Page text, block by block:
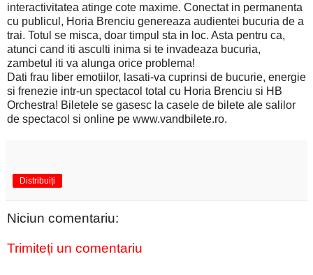
interactivitatea atinge cote maxime. Conectat in permanenta
cu publicul, Horia Brenciu genereaza audientei bucuria de a
trai. Totul se misca, doar timpul sta in loc. Asta pentru ca,
atunci cand iti asculti inima si te invadeaza bucuria,
zambetul iti va alunga orice problema!
Dati frau liber emotiilor, lasati-va cuprinsi de bucurie, energie
si frenezie intr-un spectacol total cu Horia Brenciu si HB
Orchestra! Biletele se gasesc la casele de bilete ale salilor
de spectacol si online pe www.vandbilete.ro.
Distribuiți
Niciun comentariu:
Trimiteți un comentariu